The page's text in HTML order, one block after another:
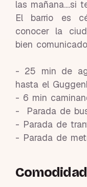
las mañana....si
El barrio es
conocer la
bien
- 25 min de
hasta el
- 6 min
- Parada de
- Parada de
- Parada de